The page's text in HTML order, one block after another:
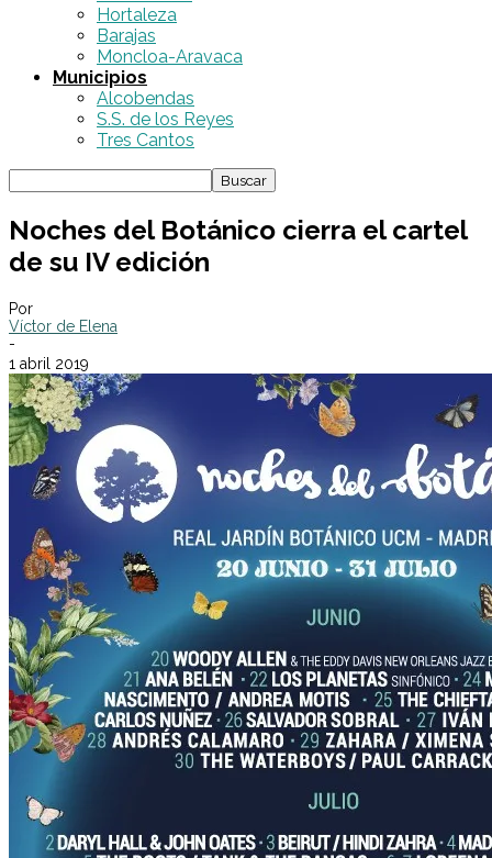
Hortaleza
Barajas
Moncloa-Aravaca
Municipios
Alcobendas
S.S. de los Reyes
Tres Cantos
Noches del Botánico cierra el cartel
de su IV edición
Por
Víctor de Elena
-
1 abril 2019